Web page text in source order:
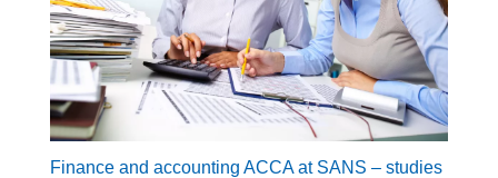
Finance and accounting ACCA at SANS – studies